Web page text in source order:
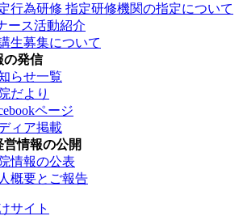
行為研修 指定研修機関の指定について
ース活動紹介
生募集について
の発信
らせ一覧
だより
ページ
ィア掲載
営情報の公開
情報の公表
概要とご報告
サイト